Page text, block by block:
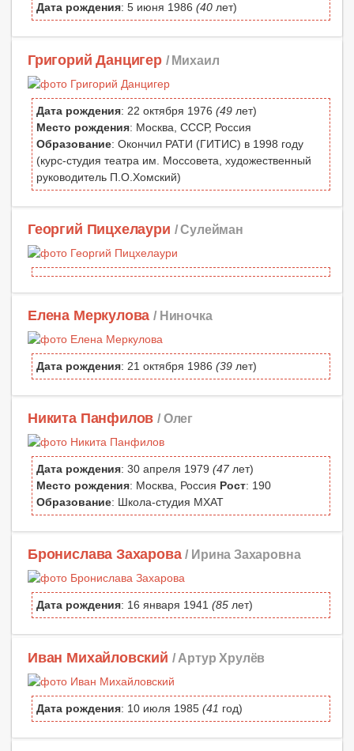
Дата рождения: 5 июня 1986 (40 лет)
Григорий Данцигер / Михаил
Дата рождения: 22 октября 1976 (49 лет)
Место рождения: Москва, СССР, Россия
Образование: Окончил РАТИ (ГИТИС) в 1998 году
(курс-студия театра им. Моссовета, художественный
руководитель П.О.Хомский)
Георгий Пицхелаури / Сулейман
Елена Меркулова / Ниночка
Дата рождения: 21 октября 1986 (39 лет)
Никита Панфилов / Олег
Дата рождения: 30 апреля 1979 (47лет)
Место рождения: Москва, Россия Рост: 190
Образование: Школа-студия МХАТ
Бронислава Захарова / Ирина Захаровна
Дата рождения: 16 января 1941 (85 лет)
Иван Михайловский / Артур Хрулёв
Дата рождения: 10 июля 1985 (41 год)